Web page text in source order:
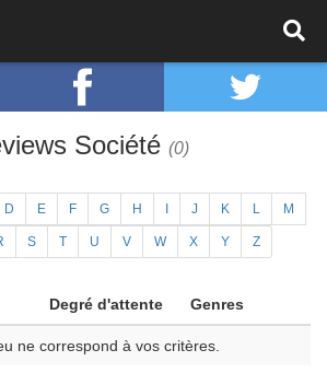
Société (0)
D E F G H J K L M
S T U V W X Y Z
Degré d'attente Genres
ne correspond à vos critères.